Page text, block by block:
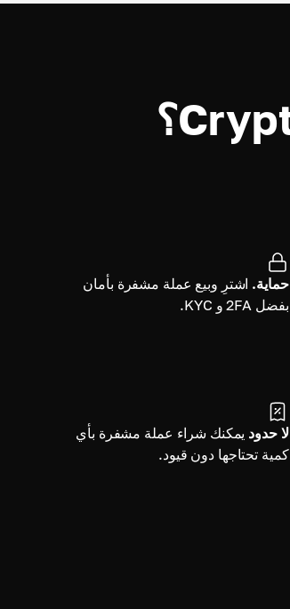
حماية. اشترِ وبيع عملة مشفرة بأمان
بفضل 2FA و KYC.
لا حدود يمكنك شراء عملة مشفرة بأي
كمية تحتاجها دون قيود.